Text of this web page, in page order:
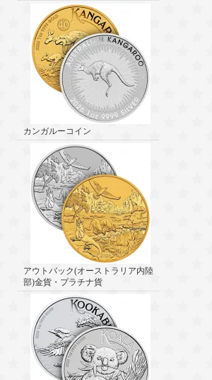
カンガルーコイン
アウトバック(オーストラリア内陸
部)金貨・プラチナ貨